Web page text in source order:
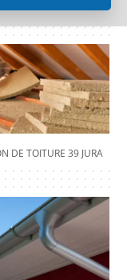
DE TOITURE 39 JURA